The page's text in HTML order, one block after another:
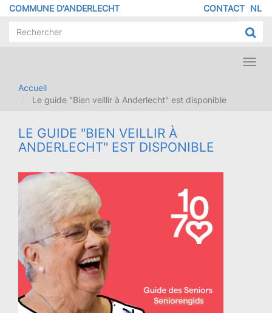
Aller
contenu
COMMUNE D'ANDERLECHT NL
DE
CONTACT
Accueil
Le guide "Bien veillir à Anderlecht" est disponible
LE GUIDE "BIEN VEILLIR À
ANDERLECHT" EST DISPONIBLE